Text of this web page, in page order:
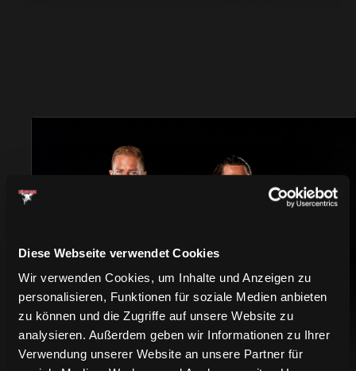
Diese Webseite verwendet Cookies
Wir verwenden Cookies, um Inhalte und Anzeigen zu
personalisieren, Funktionen für soziale Medien anbieten
zu können und die Zugriffe auf unsere Website zu
analysieren. Außerdem geben wir Informationen zu Ihrer
Verwendung unserer Website an unsere Partner für
TRIKOTS